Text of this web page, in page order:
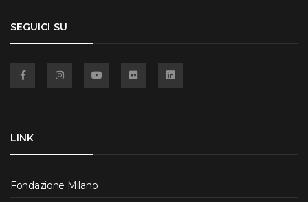
SEGUICI SU
LINK
Fondazione Milano